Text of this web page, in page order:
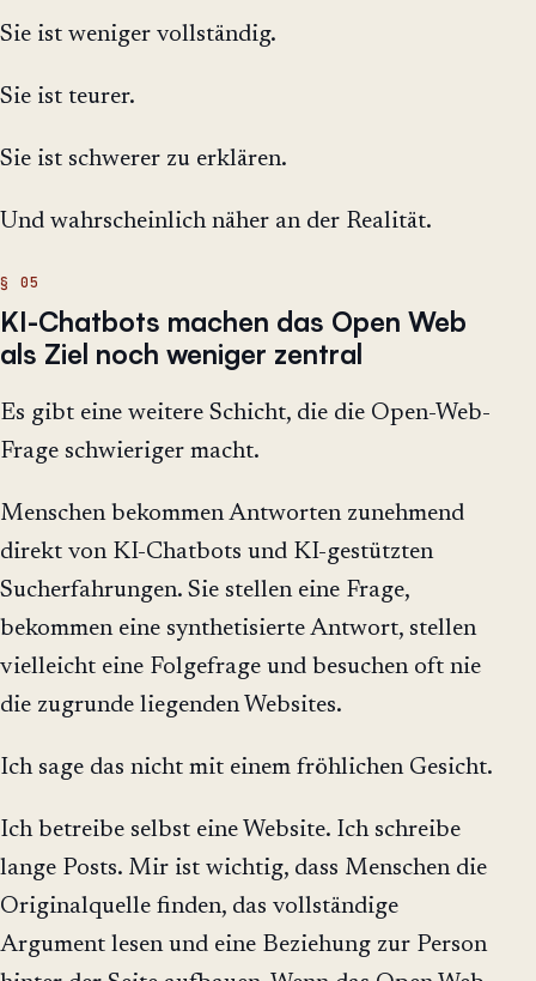
Sie ist weniger vollständig.
Sie ist teurer.
Sie ist schwerer zu erklären.
Und wahrscheinlich näher an der Realität.
KI-Chatbots machen das Open Web
als Ziel noch weniger zentral
Es gibt eine weitere Schicht, die die Open-Web-
Frage schwieriger macht.
Menschen bekommen Antworten zunehmend
direkt von KI-Chatbots und KI-gestützten
Sucherfahrungen. Sie stellen eine Frage,
bekommen eine synthetisierte Antwort, stellen
vielleicht eine Folgefrage und besuchen oft nie
die zugrunde liegenden Websites.
Ich sage das nicht mit einem fröhlichen Gesicht.
Ich betreibe selbst eine Website. Ich schreibe
lange Posts. Mir ist wichtig, dass Menschen die
Originalquelle finden, das vollständige
Argument lesen und eine Beziehung zur Person